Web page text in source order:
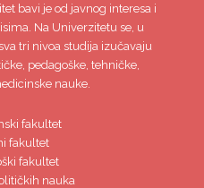
bavi je od javnog interesa i
Na Univerzitetu se, u
tri nivoa studija izučavaju
pedagoške, tehničke,
nauke.
fakultet
fakultet
fakultet
nauka